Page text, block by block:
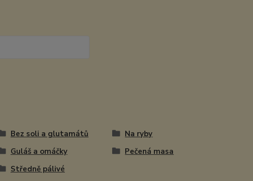
Bez soli a glutamátů
Na ryby
Guláš a omáčky
Pečená masa
Středně pálivé